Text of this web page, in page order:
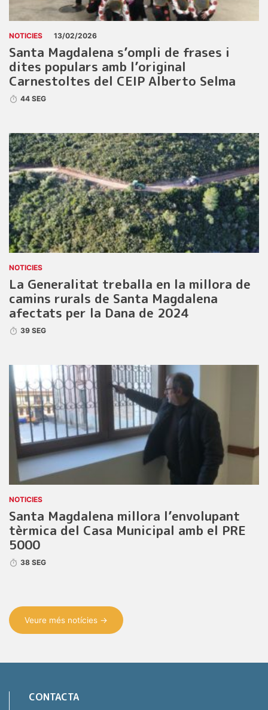
NOTICIES 13/02/2026
Santa Magdalena s’ompli de frases i
dites populars amb l’original
Carnestoltes del CEIP Alberto Selma
44 SEG
NOTICIES
La Generalitat treballa en la millora de
camins rurals de Santa Magdalena
afectats per la Dana de 2024
39 SEG
NOTICIES
Santa Magdalena millora l’envolupant
tèrmica del Casa Municipal amb el PRE
5000
38 SEG
Veure més notícies →
CONTACTA